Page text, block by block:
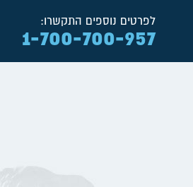
לפרטים נוספים התקשרו:
1-700-700-957